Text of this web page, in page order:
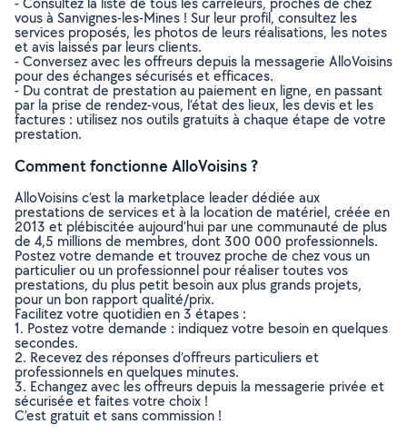
vous à Sanvignes-les-Mines ! Sur leur profil, consultez les
services proposés, les photos de leurs réalisations, les notes
et avis laissés par leurs clients.
- Conversez avec les offreurs depuis la messagerie AlloVoisins
pour des échanges sécurisés et efficaces.
- Du contrat de prestation au paiement en ligne, en passant
par la prise de rendez-vous, l’état des lieux, les devis et les
factures : utilisez nos outils gratuits à chaque étape de votre
prestation.
Comment fonctionne AlloVoisins ?
AlloVoisins c’est la marketplace leader dédiée aux
prestations de services et à la location de matériel, créée en
2013 et plébiscitée aujourd’hui par une communauté de plus
de 4,5 millions de membres, dont 300 000 professionnels.
Postez votre demande et trouvez proche de chez vous un
particulier ou un professionnel pour réaliser toutes vos
prestations, du plus petit besoin aux plus grands projets,
pour un bon rapport qualité/prix.
Facilitez votre quotidien en 3 étapes :
1. Postez votre demande : indiquez votre besoin en quelques
secondes.
2. Recevez des réponses d’offreurs particuliers et
professionnels en quelques minutes.
3. Echangez avec les offreurs depuis la messagerie privée et
sécurisée et faites votre choix !
C’est gratuit et sans commission !